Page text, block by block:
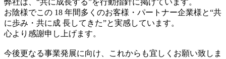
弊社は、“共に成長する”を行動指針に掲げています。
お陰様でこの 18 年間多くのお客様・パートナー企業様と“共
に歩み・共に成 長してきた”と実感しています。
心より感謝申し上げます。
今後更なる事業発展に向け、これからも宜しくお願い致しま